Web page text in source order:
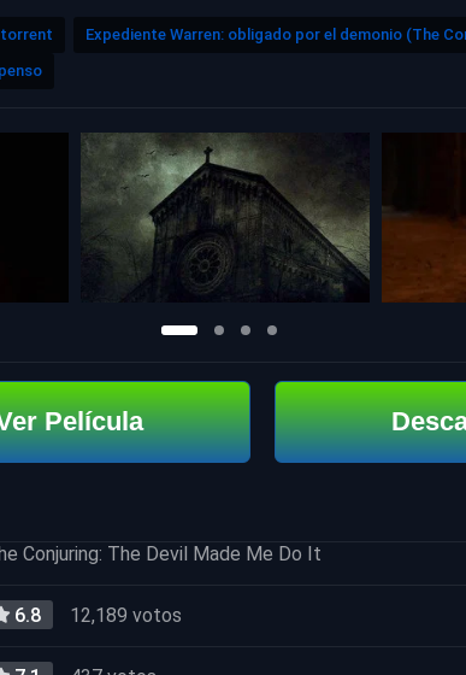
Expediente Warren: obligado por el demonio (The
Película
Conjuring: The Devil Made Me Do It
6.8 12,189 votos